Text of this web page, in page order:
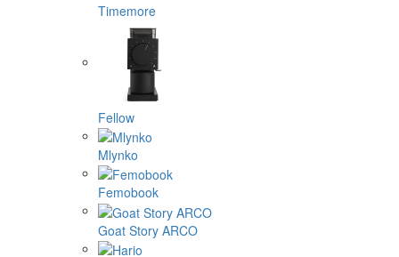
Timemore
Fellow
Mlynko
Femobook
Goat Story ARCO